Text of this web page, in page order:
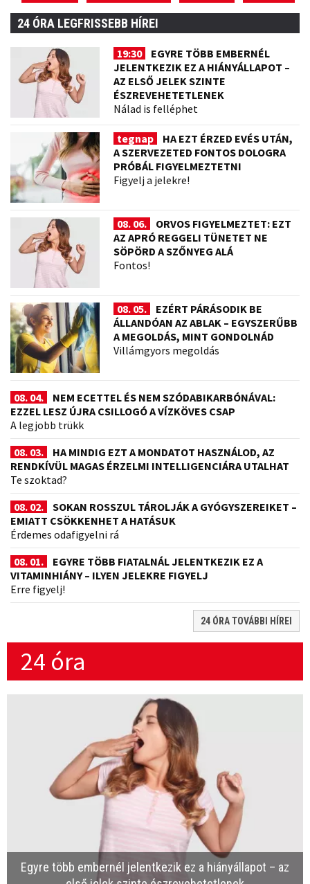
24 ÓRA LEGFRISSEBB HÍREI
19:30
EGYRE TÖBB EMBERNÉL
JELENTKEZIK EZ A HIÁNYÁLLAPOT –
AZ ELSŐ JELEK SZINTE
ÉSZREVEHETETLENEK
Nálad is felléphet
tegnap
HA EZT ÉRZED EVÉS UTÁN,
A SZERVEZETED FONTOS DOLOGRA
PRÓBÁL FIGYELMEZTETNI
Figyelj a jelekre!
08. 06.
ORVOS FIGYELMEZTET: EZT
AZ APRÓ REGGELI TÜNETET NE
SÖPÖRD A SZŐNYEG ALÁ
Fontos!
08. 05.
EZÉRT PÁRÁSODIK BE
ÁLLANDÓAN AZ ABLAK – EGYSZERŰBB
A MEGOLDÁS, MINT GONDOLNÁD
Villámgyors megoldás
08. 04.
NEM ECETTEL ÉS NEM SZÓDABIKARBÓNÁVAL:
EZZEL LESZ ÚJRA CSILLOGÓ A VÍZKÖVES CSAP
A legjobb trükk
08. 03.
HA MINDIG EZT A MONDATOT HASZNÁLOD, AZ
RENDKÍVÜL MAGAS ÉRZELMI INTELLIGENCIÁRA UTALHAT
Te szoktad?
08. 02.
SOKAN ROSSZUL TÁROLJÁK A GYÓGYSZEREIKET –
EMIATT CSÖKKENHET A HATÁSUK
Érdemes odafigyelni rá
08. 01.
EGYRE TÖBB FIATALNÁL JELENTKEZIK EZ A
VITAMINHIÁNY – ILYEN JELEKRE FIGYELJ
Erre figyelj!
24 ÓRA TOVÁBBI HÍREI
24 óra
Egyre több embernél jelentkezik ez a hiányállapot – az